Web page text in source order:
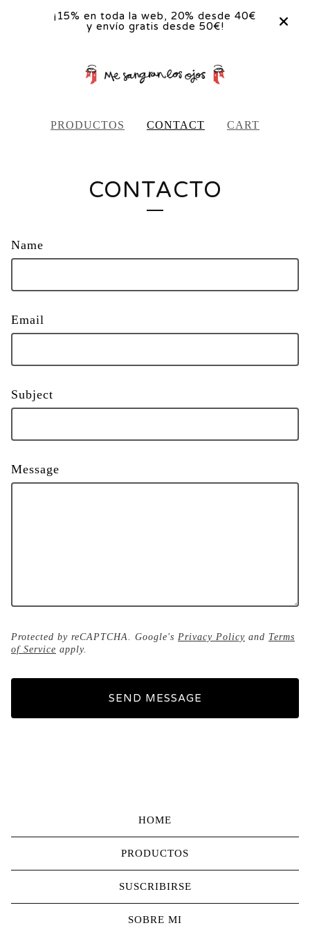
¡15% en toda la web, 20% desde 40€
y envío gratis desde 50€!
PRODUCTOS CONTACT CART
CONTACTO
Name
Email
Subject
Message
Protected by reCAPTCHA. Google's Privacy Policy and Terms
of Service apply.
SEND MESSAGE
HOME
PRODUCTOS
SUSCRIBIRSE
SOBRE MI